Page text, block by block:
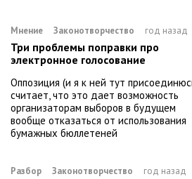
Мнение Законотворчество год назад
Три проблемы поправки про
электронное голосование
Оппозиция (и я к ней тут
считает, что это дает возможность
организаторам выборов в будущем
вообще отказаться от использования
бумажных бюллетеней
Разбор Законотворчество год назад